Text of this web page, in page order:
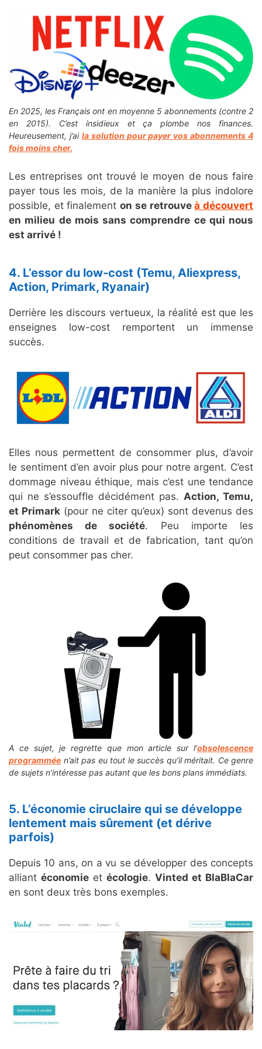
En 2025, les Français ont en moyenne 5 abonnements (contre 2
en 2015). C’est insidieux et ça plombe nos finances.
Heureusement, j’ai la solution pour payer vos abonnements 4
fois moins cher.
Les entreprises ont trouvé le moyen de nous faire
payer tous les mois, de la manière la plus indolore
possible, et finalementon se retrouveà découvert
en milieu de mois sans comprendre ce qui nous
est arrivé !
4. L’essor du low-cost (Temu, Aliexpress,
Action, Primark, Ryanair)
Derrière les discours vertueux, la réalité est que les
enseignes low-cost remportent un immense
succès.
Elles nous permettent de consommer plus, d’avoir
le sentiment d’en avoir plus pour notre argent. C’est
dommage niveau éthique, mais c’est une tendance
qui ne s’essouffle décidément pas. Action, Temu,
et Primark (pour ne citer qu’eux) sont devenus des
phénomènes de société. Peu importe les
conditions de travail et de fabrication, tant qu’on
peut consommer pas cher.
A ce sujet, je regrette que mon article sur l’obsolescence
programmée n’ait pas eu tout le succès qu’il méritait. Ce genre
de sujets n’intéresse pas autant que les bons plans immédiats.
5. L’économie ciruclaire qui se développe
lentement mais sûrement (et dérive
parfois)
Depuis 10 ans, on a vu se développer des concepts
alliant économie et écologie. Vinted et BlaBlaCar
en sont deux très bons exemples.